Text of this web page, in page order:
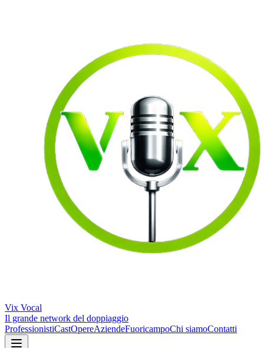
Vix Vocal
Il grande network del doppiaggio
ProfessionistiCastOpereAziendeFuoricampoChi siamoContatti